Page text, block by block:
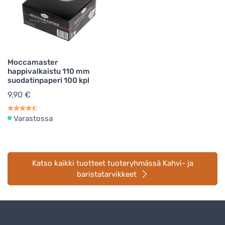
Moccamaster
happivalkaistu 110 mm
suodatinpaperi 100 kpl
9,90 €
Varastossa
Katso kaikki tuotteet tuoteryhmässä Kahvi- ja
baristatarvikkeet